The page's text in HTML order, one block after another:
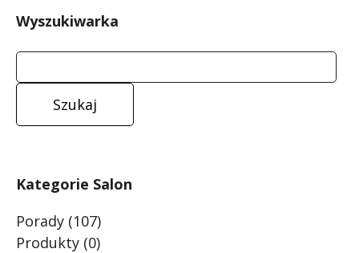
Wyszukiwarka
Kategorie Salon
Porady (107)
Produkty (0)